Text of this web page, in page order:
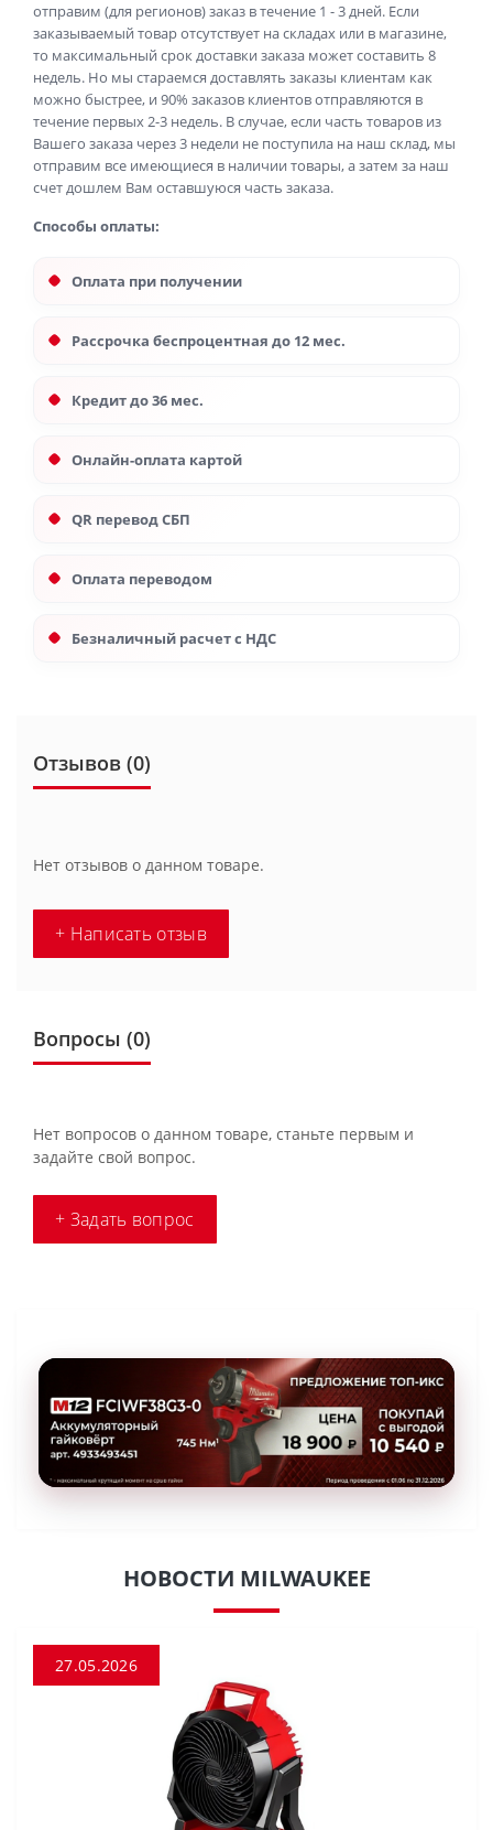
отправим (для регионов) заказ в течение 1 - 3 дней. Если
заказываемый товар отсутствует на складах или в магазине,
то максимальный срок доставки заказа может составить 8
недель. Но мы стараемся доставлять заказы клиентам как
можно быстрее, и 90% заказов клиентов отправляются в
течение первых 2-3 недель. В случае, если часть товаров из
Вашего заказа через 3 недели не поступила на наш склад, мы
отправим все имеющиеся в наличии товары, а затем за наш
счет дошлем Вам оставшуюся часть заказа.
Способы оплаты:
Оплата при получении
Рассрочка беспроцентная до 12 мес.
Кредит до 36 мес.
Онлайн-оплата картой
QR перевод СБП
Оплата переводом
Безналичный расчет с НДС
Отзывов (0)
Нет отзывов о данном товаре.
+ Написать отзыв
Вопросы (0)
Нет вопросов о данном товаре, станьте первым и
задайте свой вопрос.
+ Задать вопрос
НОВОСТИ MILWAUKEE
27.05.2026